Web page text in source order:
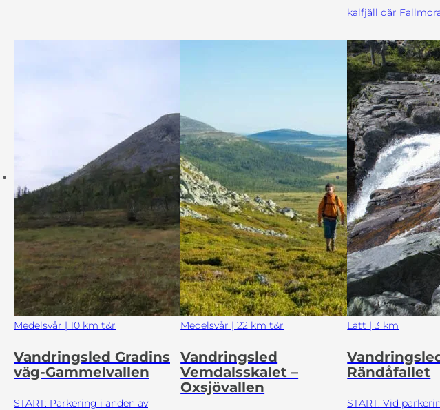
kalfjäll där
Medelsvår | 10 km t&r
Vandringsled Gradins
väg-Gammelvallen
START: Parkering i änden av
Medelsvår | 22 km t&r
Vandringsled
Vemdalsskalet –
Oxsjövallen
Lätt | 3 km
Rändåfallet
START: Vid